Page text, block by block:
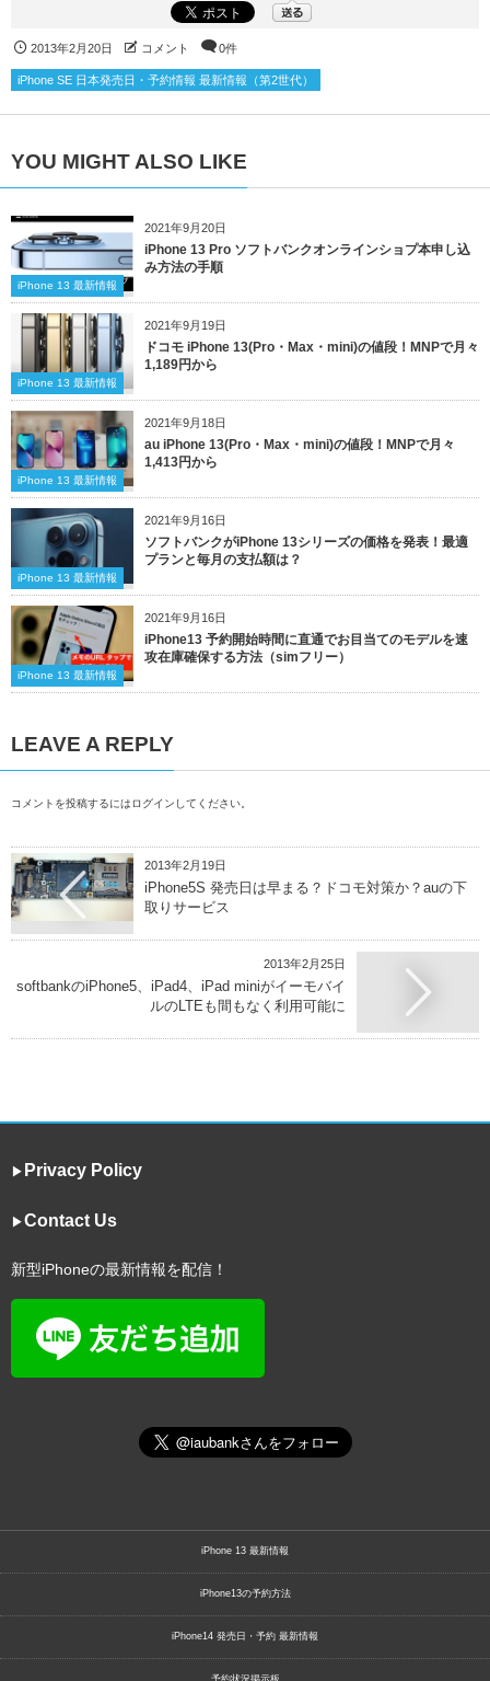
2013年2月20日 コメント 0件
iPhone SE 日本発売日・予約情報 最新情報（第2世代）
YOU MIGHT ALSO LIKE
2021年9月20日
iPhone 13 最新情報
iPhone 13 Pro ソフトバンクオンラインショプ本申し込
み方法の手順
2021年9月19日
iPhone 13 最新情報
ドコモ iPhone 13(Pro・Max・mini)の値段！MNPで月々
1,189円から
2021年9月18日
iPhone 13 最新情報
au iPhone 13(Pro・Max・mini)の値段！MNPで月々
1,413円から
2021年9月16日
iPhone 13 最新情報
ソフトバンクがiPhone 13シリーズの価格を発表！最適
プランと毎月の支払額は？
2021年9月16日
iPhone 13 最新情報
iPhone13 予約開始時間に直通でお目当てのモデルを速
攻在庫確保する方法（simフリー）
LEAVE A REPLY
コメントを投稿するには ログイン してください。
2013年2月19日
iPhone5S 発売日は早まる？ドコモ対策か？auの下
取りサービス
2013年2月25日
softbankのiPhone5、iPad4、iPad miniがイーモバイ
ルのLTEも間もなく利用可能に
▶︎ Privacy Policy
▶︎Contact Us
新型iPhoneの最新情報を配信！
iPhone 13 最新情報
iPhone13の予約方法
iPhone14 発売日・予約 最新情報